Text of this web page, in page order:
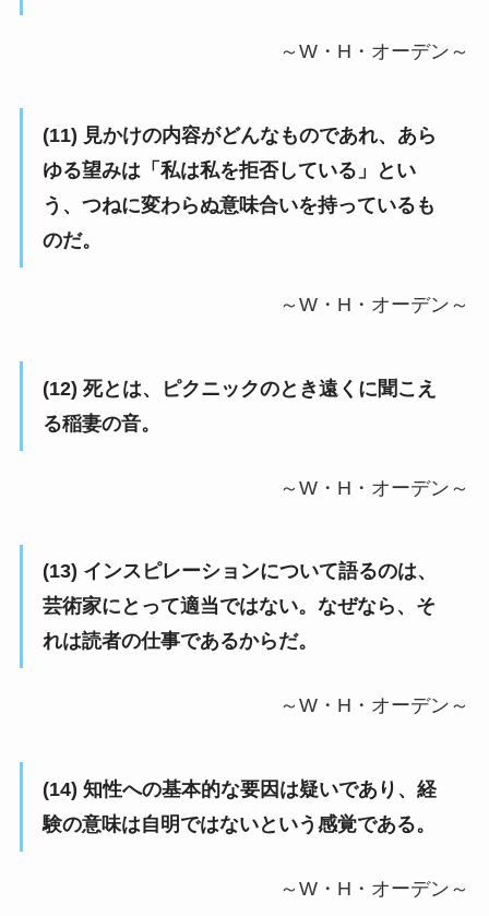
～W・H・オーデン～
(11) 見かけの内容がどんなものであれ、あら
ゆる望みは「私は私を拒否している」とい
う、つねに変わらぬ意味合いを持っているも
のだ。
～W・H・オーデン～
(12) 死とは、ピクニックのとき遠くに聞こえ
る稲妻の音。
～W・H・オーデン～
(13) インスピレーションについて語るのは、
芸術家にとって適当ではない。なぜなら、そ
れは読者の仕事であるからだ。
～W・H・オーデン～
(14) 知性への基本的な要因は疑いであり、経
験の意味は自明ではないという感覚である。
～W・H・オーデン～